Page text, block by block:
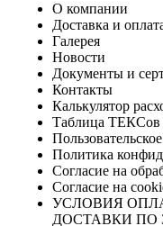
О компании
Доставка и
Галерея
Новости
Документы и
Контакты
Калькулятор
Таблица ТЕКСов
Политика
Согласие на
Согласие на
УСЛОВИЯ
ДОСТАВКИ ПО